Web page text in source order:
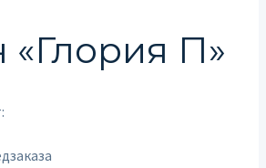
«Глория П»